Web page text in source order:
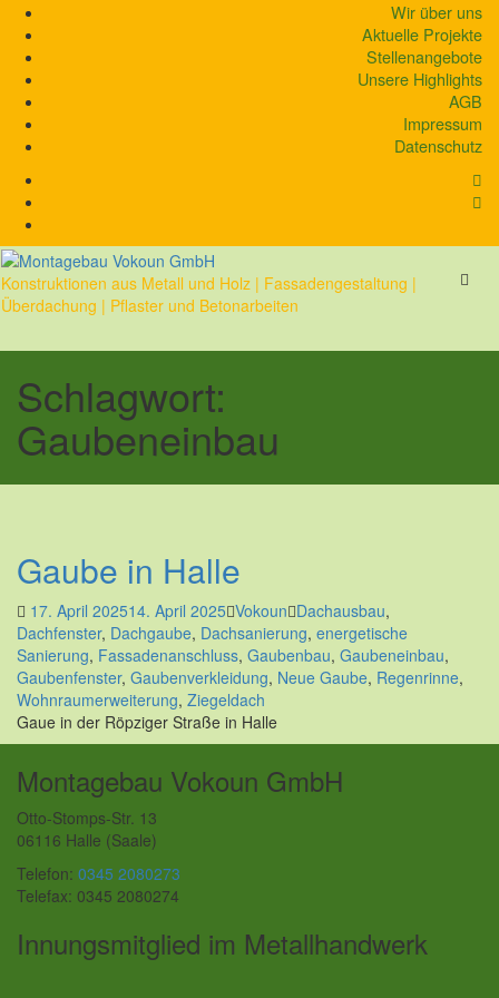
Skip
content
Wir über uns
Aktuelle Projekte
Stellenangebote
Unsere Highlights
AGB
Impressum
Datenschutz
Konstruktionen aus Metall und Holz | Fassadengestaltung |
Überdachung | Pflaster und Betonarbeiten
Schlagwort:
Gaubeneinbau
Gaube in Halle
17. April 202514. April 2025 Vokoun Dachausbau,
Dachfenster, Dachgaube, Dachsanierung, energetische
Sanierung, Fassadenanschluss, Gaubenbau, Gaubeneinbau,
Gaubenfenster, Gaubenverkleidung, Neue Gaube, Regenrinne,
Wohnraumerweiterung, Ziegeldach
Gaue in der Röpziger Straße in Halle
Montagebau Vokoun GmbH
Otto-Stomps-Str. 13
06116 Halle (Saale)
Telefon: 0345 2080273
Telefax: 0345 2080274
Innungsmitglied im Metallhandwerk